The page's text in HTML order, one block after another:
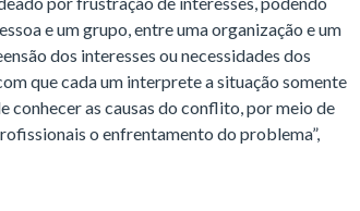
e um grupo, entre uma organização e um
dos interesses ou necessidades dos
que cada um interprete a situação somente
conhecer as causas do conflito, por meio de
o enfrentamento do problema”,